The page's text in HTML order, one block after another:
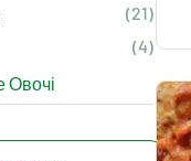
(21)
(4)
Овочі